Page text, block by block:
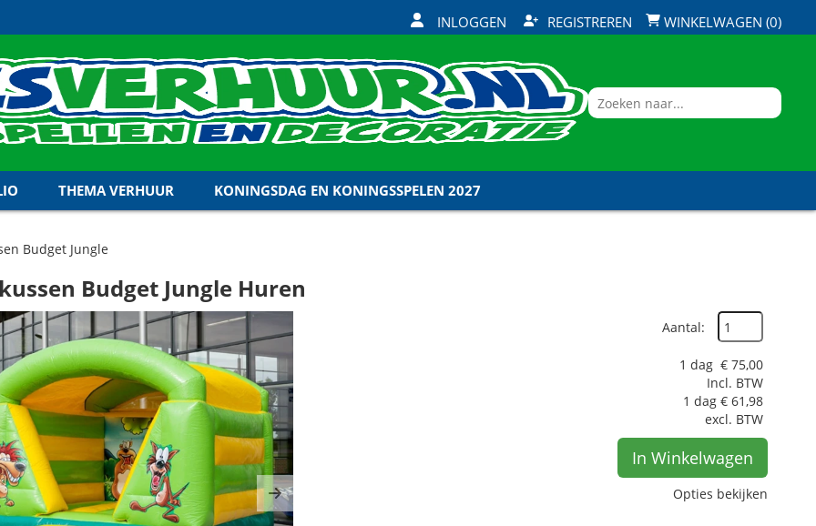
INLOGGEN REGISTREREN WINKELWAGEN (0)
THEMA VERHUUR KONINGSDAG EN KONINGSSPELEN 2027
Budget Jungle
Budget Jungle Huren
Next
Aantal:
1 dag € 75,00
Incl. BTW
1 dag € 61,98
excl. BTW
In Winkelwagen
Opties bekijken